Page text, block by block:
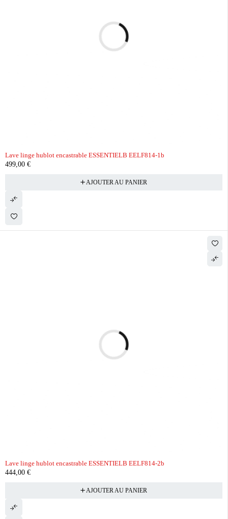
Lave linge hublot encastrable ESSENTIELB EELF814-1b
499,00 €
AJOUTER AU PANIER
Lave linge hublot encastrable ESSENTIELB EELF814-2b
444,00 €
AJOUTER AU PANIER